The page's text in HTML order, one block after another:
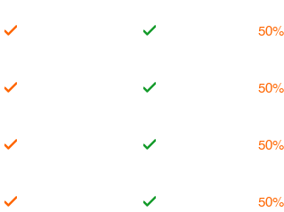
50%
50%
50%
50%